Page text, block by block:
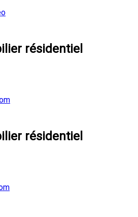
résidentiel
résidentiel